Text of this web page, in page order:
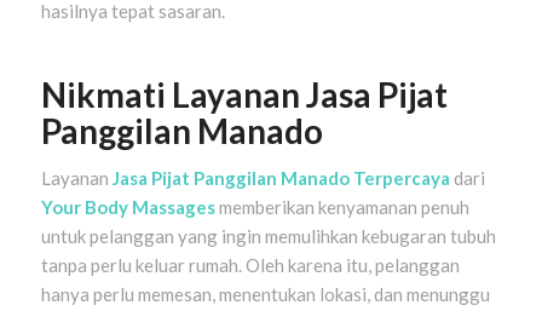
hasilnya tepat sasaran.
Nikmati Layanan Jasa Pijat
Panggilan Manado
Layanan Jasa Pijat Panggilan Manado Terpercaya dari
Your Body Massagesmemberikan kenyamanan penuh
untuk pelanggan yang ingin memulihkan kebugaran tubuh
tanpa perlu keluar rumah. Oleh karena itu, pelanggan
hanya perlu memesan, menentukan lokasi, dan menunggu